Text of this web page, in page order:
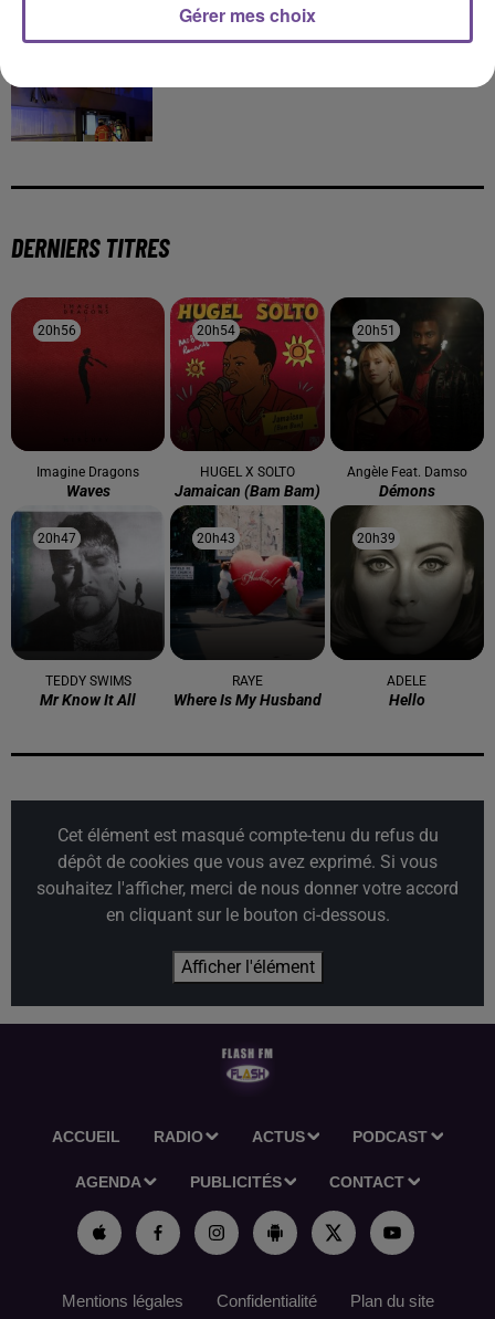
7 août 2026
DERNIERS TITRES
20h56
20h56
Imagine Dragons
Waves
20h54
20h54
HUGEL X SOLTO
Jamaican (bam Bam)
20h51
20h51
Angèle Feat. Damso
Démons
20h47
20h47
TEDDY SWIMS
Mr Know It All
20h43
20h43
RAYE
Where Is My Husband
20h39
20h39
ADELE
Hello
Cet élément est masqué compte-tenu du refus du
dépôt de cookies que vous avez exprimé. Si vous
souhaitez l'afficher, merci de nous donner votre accord
en cliquant sur le bouton ci-dessous.
Afficher l'élément
ACCUEIL RADIO ACTUS PODCAST
AGENDA PUBLICITÉS CONTACT
Mentions légales Confidentialité Plan du site
Gérer mes choix